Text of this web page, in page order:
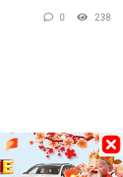
0 238
chọn cuốn hút